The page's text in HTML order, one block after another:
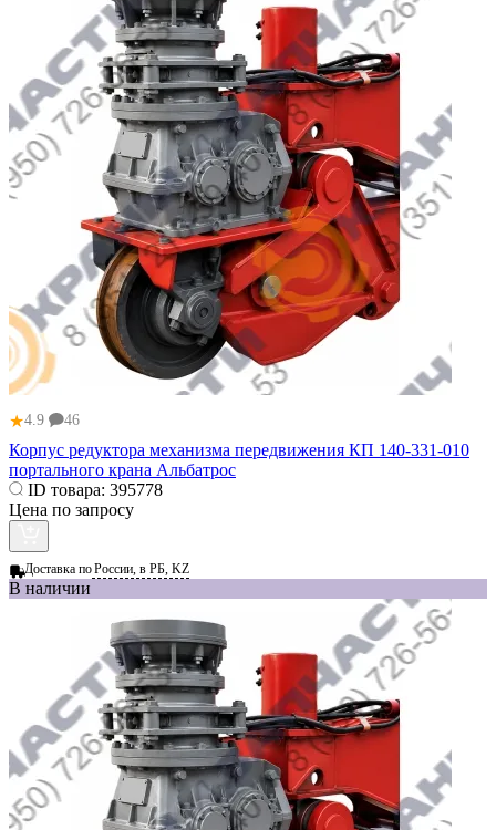
★4.9 46
Корпус редуктора механизма передвижения КП 140-331-010
портального крана Альбатрос
ID товара: 395778
Цена по запросу
Доставка поРоссии, в РБ, KZ
В наличии